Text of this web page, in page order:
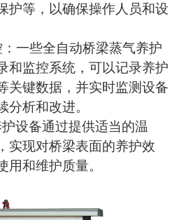
护等，以确保操作人员和设
一些全自动桥梁蒸气养护
和监控系统，可以记录养护
关键数据，并实时监测设备
分析和改进。
设备通过提供适当的温
实现对桥梁表面的养护效
用和维护质量。